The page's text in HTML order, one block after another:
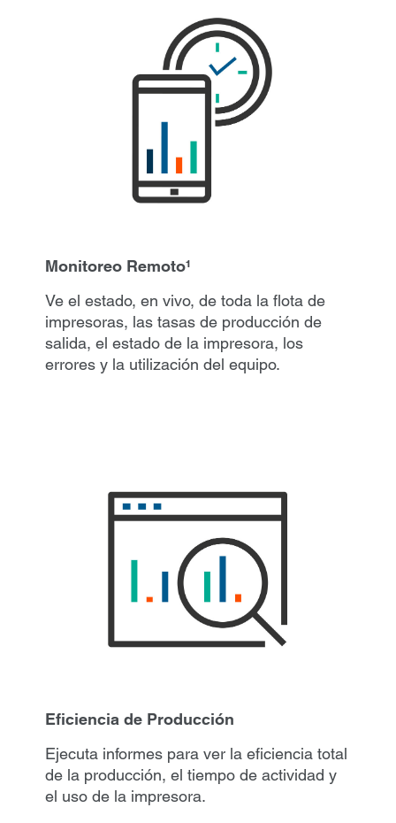
Monitoreo Remoto¹
Ve el estado, en vivo, de toda la flota de
impresoras, las tasas de producción de
salida, el estado de la impresora, los
errores y la utilización del equipo.
Eficiencia de Producción
Ejecuta informes para ver la eficiencia total
de la producción, el tiempo de actividad y
el uso de la impresora.